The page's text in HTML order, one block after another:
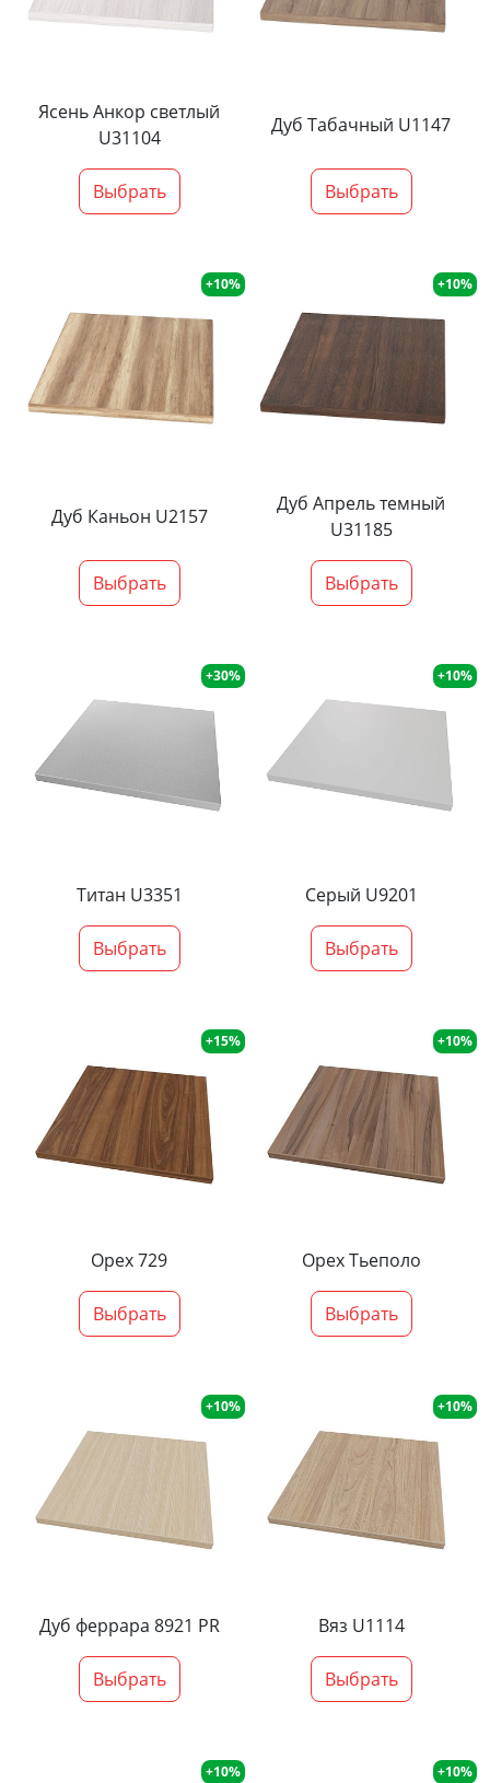
Ясень Анкор светлый
U31104
Выбрать
Дуб Табачный U1147
Выбрать
+10%
Дуб Каньон U2157
Выбрать
+10%
Дуб Апрель темный
U31185
Выбрать
+30%
Титан U3351
Выбрать
+10%
Серый U9201
Выбрать
+15%
Орех 729
Выбрать
+10%
Орех Тьеполо
Выбрать
+10%
Дуб феррара 8921 PR
Выбрать
+10%
Вяз U1114
Выбрать
+10% +10%